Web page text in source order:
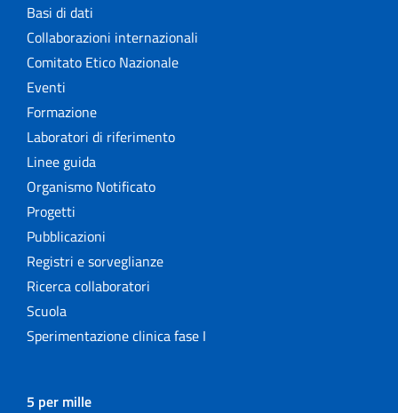
Basi di dati
Collaborazioni internazionali
Comitato Etico Nazionale
Eventi
Formazione
Laboratori di riferimento
Linee guida
Organismo Notificato
Progetti
Pubblicazioni
Registri e sorveglianze
Ricerca collaboratori
Scuola
Sperimentazione clinica fase I
5 per mille